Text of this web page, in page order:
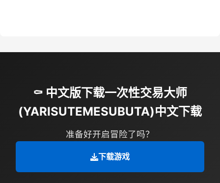
⚰️ 中文版下载一次性交易大师
(YARISUTEMESUBUTA)中文下载
准备好开启冒险了吗？
下载游戏